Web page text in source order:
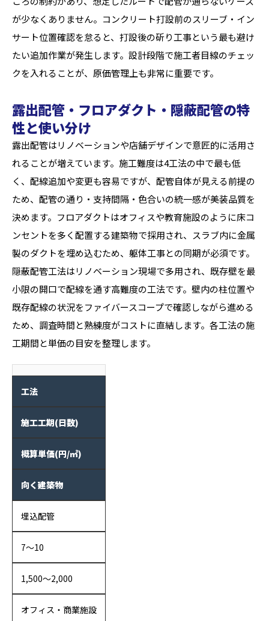
が少なくありません。コンクリート打設前のスリーブ・イン
サート位置確認を怠ると、打設後の斫り工事という最も避け
たい追加作業が発生します。設計段階で施工者目線のチェッ
クを入れることが、原価管理上も非常に重要です。
露出配管・フロアダクト・隠蔽配管の特
性と使い分け
露出配管はリノベーションや店舗デザインで意匠的に活用さ
れることが増えています。施工難度は4工法の中で最も低
く、配線追加や変更も容易ですが、配管自体が見える前提の
ため、配管の通り・支持間隔・色合いの統一感が美装品質を
決めます。フロアダクトはオフィスや教育施設のように床コ
ンセントを多く配置する建築物で採用され、スラブ内に金属
製のダクトを埋め込むため、躯体工事との同期が必須です。
隠蔽配管工法はリノベーション現場で多用され、既存壁を最
小限の開口で配線を通す高難度の工法です。壁内の柱位置や
既存配線の状況をファイバースコープで確認しながら進める
ため、調査時間と熟練度がコストに直結します。各工法の施
工期間と単価の目安を整理します。
工法
施工工期(日数)
概算単価(円/㎡)
向く建築物
埋込配管
7〜10
1,500〜2,000
オフィス・商業施設